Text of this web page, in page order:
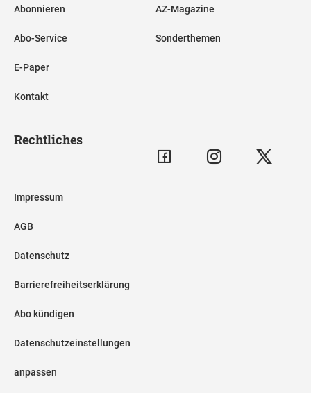
Abonnieren
Abo-Service
E-Paper
Kontakt
AZ-Magazine
Sonderthemen
Rechtliches
Impressum
AGB
Datenschutz
Barrierefreiheitserklärung
Abo kündigen
Datenschutzeinstellungen
anpassen